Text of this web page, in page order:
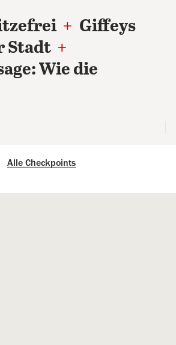
+ Giffeys
Stadt +
Wie die
Alle Checkpoints